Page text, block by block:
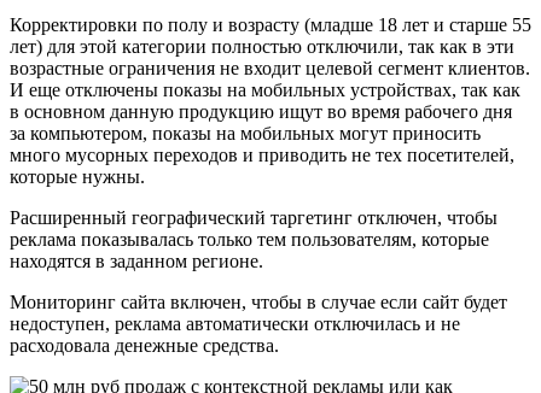
Корректировки по полу и возрасту (младше 18 лет и старше 55
лет) для этой категории полностью отключили, так как в эти
возрастные ограничения не входит целевой сегмент клиентов.
И еще отключены показы на мобильных устройствах, так как
в основном данную продукцию ищут во время рабочего дня
за компьютером, показы на мобильных могут приносить
много мусорных переходов и приводить не тех посетителей,
которые нужны.
Расширенный географический таргетинг отключен, чтобы
реклама показывалась только тем пользователям, которые
находятся в заданном регионе.
Мониторинг сайта включен, чтобы в случае если сайт будет
недоступен, реклама автоматически отключилась и не
расходовала денежные средства.